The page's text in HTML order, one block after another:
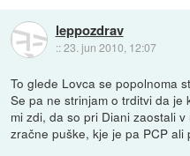
leppozdrav
::23. jun 2010, 12:07
To glede Lovca se popolnoma
Se pa ne strinjam o trditvi da je
mi zdi, da so pri Diani zaostali
zračne puške, kje je pa PCP ali